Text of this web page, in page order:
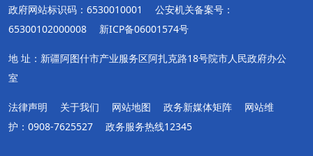
政府网站标识码：6530010001
公安机关备案号：
65300102000008
新ICP备06001574号
地 址：新疆阿图什市产业服务区阿扎克路18号院市人民政府办公
室
法律声明 关于我们 网站地图 政务新媒体矩阵
网站维
护：0908-7625527
政务服务热线12345